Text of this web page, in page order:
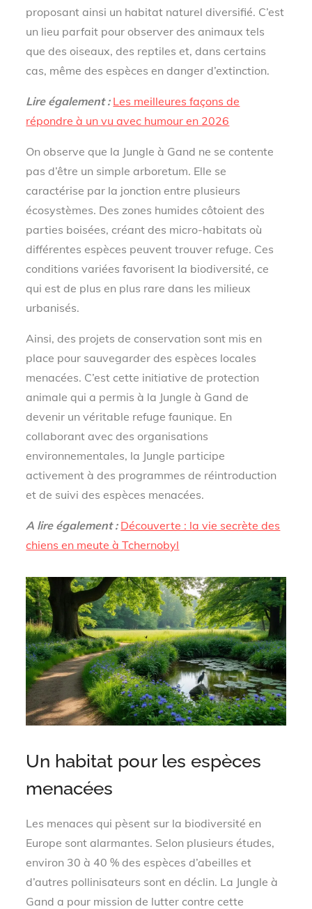
proposant ainsi un habitat naturel diversifié. C’est
un lieu parfait pour observer des animaux tels
que des oiseaux, des reptiles et, dans certains
cas, même des espèces en danger d’extinction.
Lire également : Les meilleures façons de
répondre à un vu avec humour en 2026
On observe que la Jungle à Gand ne se contente
pas d’être un simple arboretum. Elle se
caractérise par la jonction entre plusieurs
écosystèmes. Des zones humides côtoient des
parties boisées, créant des micro-habitats où
différentes espèces peuvent trouver refuge. Ces
conditions variées favorisent la biodiversité, ce
qui est de plus en plus rare dans les milieux
urbanisés.
Ainsi, des projets de conservation sont mis en
place pour sauvegarder des espèces locales
menacées. C’est cette initiative de protection
animale qui a permis à la Jungle à Gand de
devenir un véritable refuge faunique. En
collaborant avec des organisations
environnementales, la Jungle participe
activement à des programmes de réintroduction
et de suivi des espèces menacées.
A lire également : Découverte : la vie secrète des
chiens en meute à Tchernobyl
Un habitat pour les espèces
menacées
Les menaces qui pèsent sur la biodiversité en
Europe sont alarmantes. Selon plusieurs études,
environ 30 à 40 % des espèces d’abeilles et
d’autres pollinisateurs sont en déclin. La Jungle à
Gand a pour mission de lutter contre cette